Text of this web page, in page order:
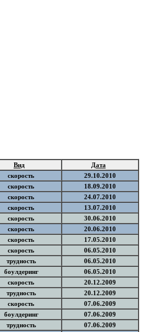
Вид
Дата
скорость
29.10.2010
скорость
18.09.2010
скорость
24.07.2010
скорость
13.07.2010
скорость
30.06.2010
скорость
20.06.2010
скорость
17.05.2010
скорость
06.05.2010
трудность
06.05.2010
боулдеринг
06.05.2010
скорость
20.12.2009
трудность
20.12.2009
скорость
07.06.2009
боулдеринг
07.06.2009
трудность
07.06.2009